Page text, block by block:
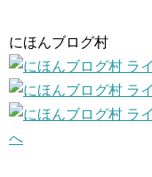
にほんブログ村